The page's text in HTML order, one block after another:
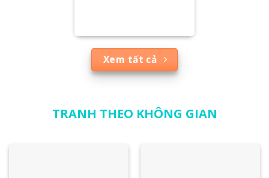
Xem tất cả
TRANH THEO KHÔNG GIAN